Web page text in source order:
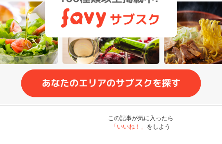
この記事が気に入ったら
「いいね！」 をしよう